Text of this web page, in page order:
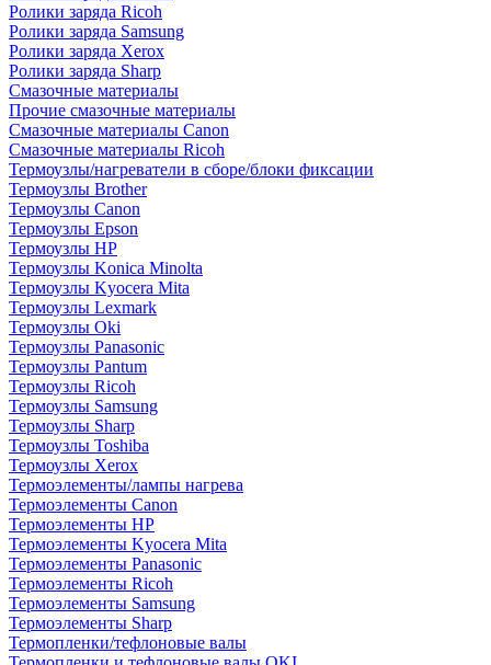
Ролики заряда Ricoh
Ролики заряда Samsung
Ролики заряда Xerox
Ролики заряда Sharp
Смазочные материалы
Прочие смазочные материалы
Смазочные материалы Canon
Смазочные материалы Ricoh
Термоузлы/нагреватели в сборе/блоки фиксации
Термоузлы Brother
Термоузлы Canon
Термоузлы Epson
Термоузлы HP
Термоузлы Konica Minolta
Термоузлы Kyocera Mita
Термоузлы Lexmark
Термоузлы Oki
Термоузлы Panasonic
Термоузлы Pantum
Термоузлы Ricoh
Термоузлы Samsung
Термоузлы Sharp
Термоузлы Toshiba
Термоузлы Xerox
Термоэлементы/лампы нагрева
Термоэлементы Canon
Термоэлементы HP
Термоэлементы Kyocera Mita
Термоэлементы Panasonic
Термоэлементы Ricoh
Термоэлементы Samsung
Термоэлементы Sharp
Термопленки/тефлоновые валы